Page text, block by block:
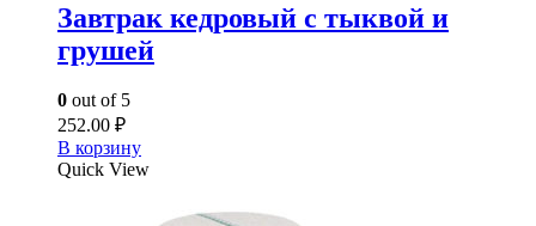
Завтрак кедровый с тыквой и
грушей
0 out of 5
252.00 ₽
В корзину
Quick View